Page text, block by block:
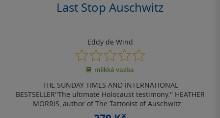
Last Stop Auschwitz
Eddy de Wind
0.0
z
5
měkká vazba
THE SUNDAY TIMES AND INTERNATIONAL
BESTSELLER''The ultimate Holocaust testimony.'' HEATHER
MORRIS, author of The Tattooist of Auschwitz...